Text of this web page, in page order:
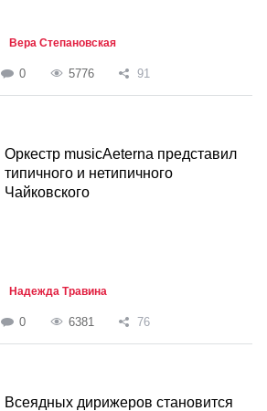
Вера Степановская
0 5776 91
Оркестр musicAeterna представил
типичного и нетипичного
Чайковского
Надежда Травина
0 6381 76
Всеядных дирижеров становится